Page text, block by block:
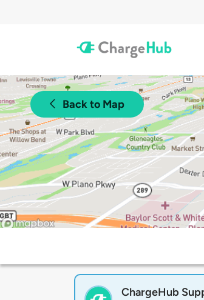
Back to Map
ChargeHub